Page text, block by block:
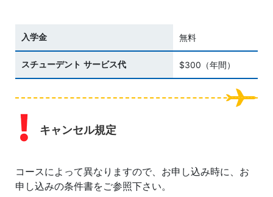
入学金 無料
スチューデント サービス代 $300（年間）
キャンセル規定
コースによって異なりますので、お申し込み時に、お
申し込みの条件書をご参照下さい。